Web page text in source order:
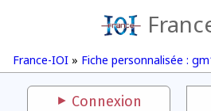
France-IOI » Fiche personnalisée :
Connexion